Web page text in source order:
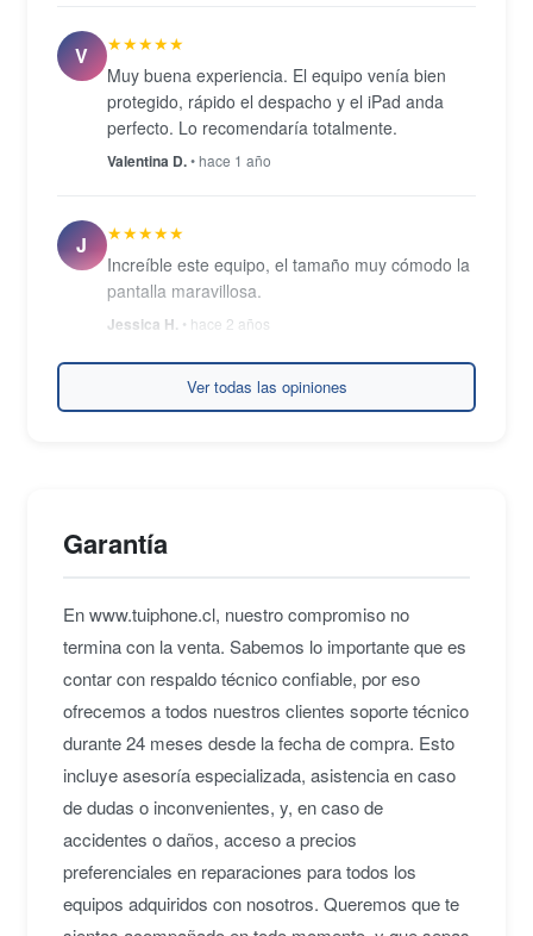
V
★★★★★
Muy buena experiencia. El equipo venía bien
protegido, rápido el despacho y el iPad anda
perfecto. Lo recomendaría totalmente.
Valentina D.• hace 1 año
J
★★★★★
Increíble este equipo, el tamaño muy cómodo la
pantalla maravillosa.
Jessica H. • hace 2 años
G
Maravilloso la verdad.
M
★★★★★
Impecable este iPad, me encanta. Lo uso para
estudio, series, etc. La pantalla es maravillosa.
J
★★★★★
Impresionante precio, ni en market place lo
encontré tan barato. Te dan boleta y garantía.
Ver todas las opiniones
Garantía
En www.tuiphone.cl, nuestro compromiso no
termina con la venta. Sabemos lo importante que es
contar con respaldo técnico confiable, por eso
ofrecemos a todos nuestros clientes soporte técnico
durante 24 meses desde la fecha de compra. Esto
incluye asesoría especializada, asistencia en caso
de dudas o inconvenientes, y, en caso de
accidentes o daños, acceso a precios
preferenciales en reparaciones para todos los
equipos adquiridos con nosotros. Queremos que te